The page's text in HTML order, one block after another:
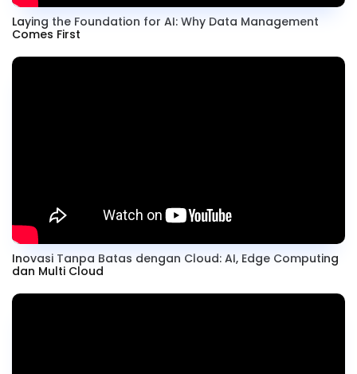
Laying the Foundation for AI: Why Data Management
Comes First
Inovasi Tanpa Batas dengan Cloud: AI, Edge Computing
dan Multi Cloud